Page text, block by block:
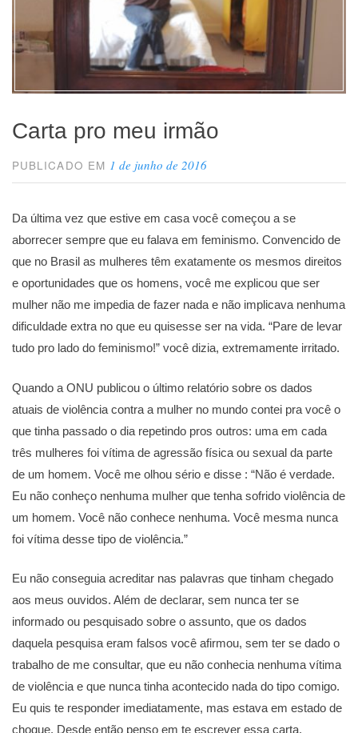
Carta pro meu irmão
PUBLICADO EM 1 de junho de 2016
Da última vez que estive em casa você começou a se
aborrecer sempre que eu falava em feminismo. Convencido de
que no Brasil as mulheres têm exatamente os mesmos direitos
e oportunidades que os homens, você me explicou que ser
mulher não me impedia de fazer nada e não implicava nenhuma
dificuldade extra no que eu quisesse ser na vida. “Pare de levar
tudo pro lado do feminismo!” você dizia, extremamente irritado.
Quando a ONU publicou o último relatório sobre os dados
atuais de violência contra a mulher no mundo contei pra você o
que tinha passado o dia repetindo pros outros: uma em cada
três mulheres foi vítima de agressão física ou sexual da parte
de um homem. Você me olhou sério e disse : “Não é verdade.
Eu não conheço nenhuma mulher que tenha sofrido violência de
um homem. Você não conhece nenhuma. Você mesma nunca
foi vítima desse tipo de violência.”
Eu não conseguia acreditar nas palavras que tinham chegado
aos meus ouvidos. Além de declarar, sem nunca ter se
informado ou pesquisado sobre o assunto, que os dados
daquela pesquisa eram falsos você afirmou, sem ter se dado o
trabalho de me consultar, que eu não conhecia nenhuma vítima
de violência e que nunca tinha acontecido nada do tipo comigo.
Eu quis te responder imediatamente, mas estava em estado de
choque. Desde então penso em te escrever essa carta.